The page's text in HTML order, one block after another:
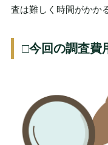
査は難しく時間がかか
□今回の調査費